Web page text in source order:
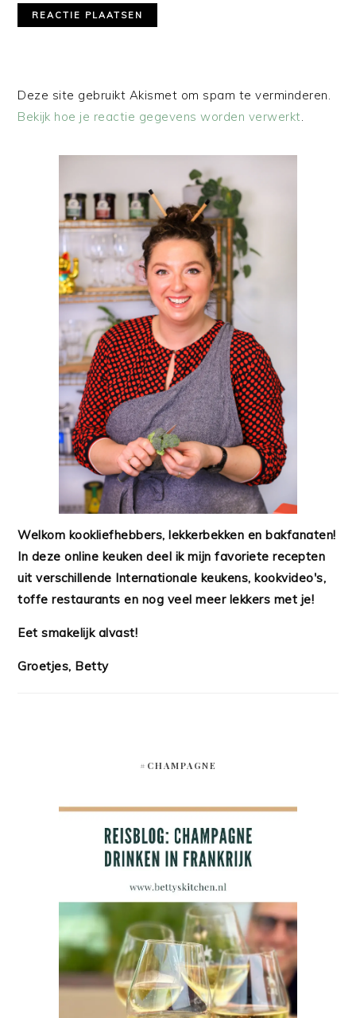
Deze site gebruikt Akismet om spam te verminderen.
Bekijk hoe je reactie gegevens worden verwerkt.
Welkom kookliefhebbers, lekkerbekken en bakfanaten!
In deze online keuken deel ik mijn favoriete recepten
uit verschillende Internationale keukens, kookvideo's,
toffe restaurants en nog veel meer lekkers met je!
Eet smakelijk alvast!
Groetjes, Betty
#CHAMPAGNE